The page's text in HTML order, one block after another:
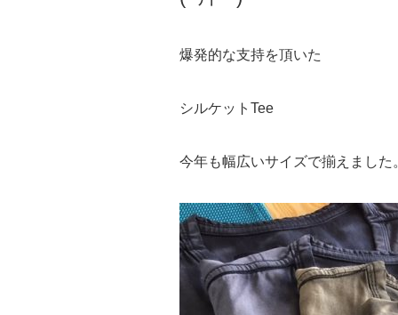
爆発的な支持を頂いた
シルケットTee
今年も幅広いサイズで揃えました